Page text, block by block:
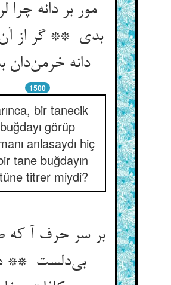
مور بر دانه چرا
بدی ** گر از
دانه خرمن‌دان بدی
1500
bir tanecik
buğdayı görüp
anlasaydı hiç
tane buğdayın
titrer miydi?
بر سر حرف آ که
بی‌دلست **